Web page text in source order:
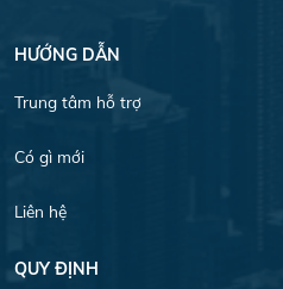
HƯỚNG DẪN
Trung tâm hỗ trợ
Có gì mới
Liên hệ
QUY ĐỊNH